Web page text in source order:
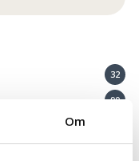
Om
32
90